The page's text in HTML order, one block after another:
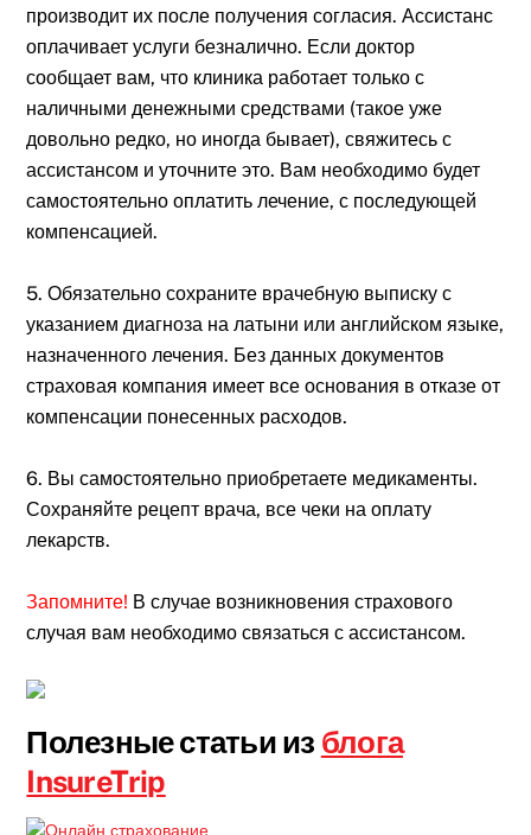
производит их после получения согласия. Ассистанс
оплачивает услуги безналично. Если доктор
сообщает вам, что клиника работает только с
наличными денежными средствами (такое уже
довольно редко, но иногда бывает), свяжитесь с
ассистансом и уточните это. Вам необходимо будет
самостоятельно оплатить лечение, с последующей
компенсацией.
5. Обязательно сохраните врачебную выписку с
указанием диагноза на латыни или английском языке,
назначенного лечения. Без данных документов
страховая компания имеет все основания в отказе от
компенсации понесенных расходов.
6. Вы самостоятельно приобретаете медикаменты.
Сохраняйте рецепт врача, все чеки на оплату
лекарств.
Запомните! В случае возникновения страхового
случая вам необходимо связаться с ассистансом.
Полезные статьи из блога
InsureTrip